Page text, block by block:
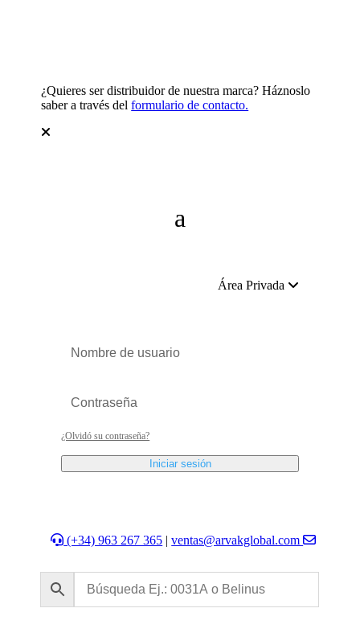
¿Quieres ser distribuidor de nuestra marca? Háznoslo
saber a través delformulario de contacto.
Área Privada
¿Olvidó su contraseña?
Iniciar sesión
(+34) 963 267 365 |ventas@arvakglobal.com